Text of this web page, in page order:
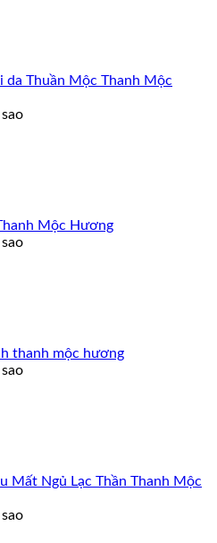
da Thuần Mộc Thanh Mộc
Mộc Hương
thanh mộc hương
Mất Ngủ Lạc Thần Thanh Mộc